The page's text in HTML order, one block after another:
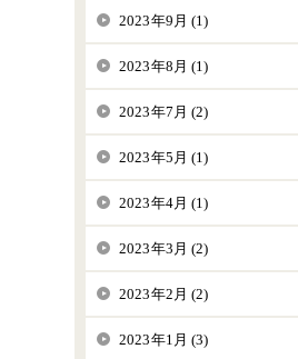
2023年9月 (1)
2023年8月 (1)
2023年7月 (2)
2023年5月 (1)
2023年4月 (1)
2023年3月 (2)
2023年2月 (2)
2023年1月 (3)